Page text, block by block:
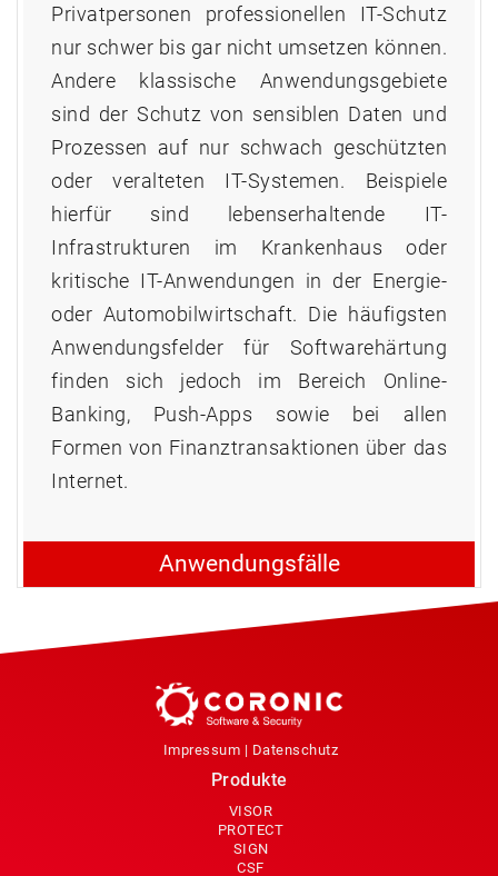
Privatpersonen professionellen IT-Schutz
nur schwer bis gar nicht umsetzen können.
Andere klassische Anwendungsgebiete
sind der Schutz von sensiblen Daten und
Prozessen auf nur schwach geschützten
oder veralteten IT-Systemen. Beispiele
hierfür sind lebenserhaltende IT-
Infrastrukturen im Krankenhaus oder
kritische IT-Anwendungen in der Energie-
oder Automobilwirtschaft. Die häufigsten
Anwendungsfelder für Softwarehärtung
finden sich jedoch im Bereich Online-
Banking, Push-Apps sowie bei allen
Formen von Finanztransaktionen über das
Internet.
Anwendungsfälle
Impressum | Datenschutz
Produkte
VISOR
PROTECT
SIGN
CSF